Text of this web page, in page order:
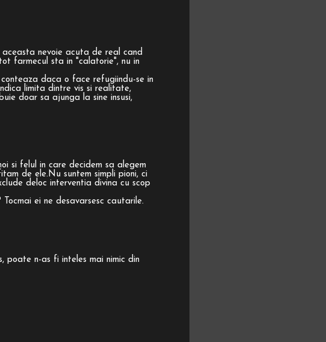
nevoie acuta de real cand
farmecul sta in "calatorie", nu in
daca o face refugiindu-se in
limita dintre vis si realitate,
doar sa ajunga la sine insusi,
si felul in care decidem sa alegem
de ele.Nu suntem simpli pioni, ci
deloc interventia divina cu scop
ei ne desavarsesc cautarile.
n-as fi inteles mai nimic din